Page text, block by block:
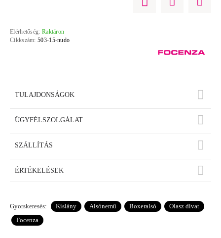
Elérhetőség: Raktáron
Cikkszám: 503-15-nudo
TULAJDONSÁGOK
ÜGYFÉLSZOLGÁLAT
SZÁLLÍTÁS
ÉRTÉKELÉSEK
Gyorskeresés: Kislány Alsónemű Boxeralsó
Olasz divat
Focenza